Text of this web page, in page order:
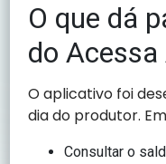
O que dá
do Acessa
O aplicativo foi
dia do produtor.
Consultar o